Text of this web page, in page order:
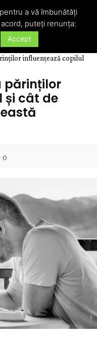
influențează copilul
părinților
și cât de
0
a vă îmbunătăți
puteți renunța:
Accept